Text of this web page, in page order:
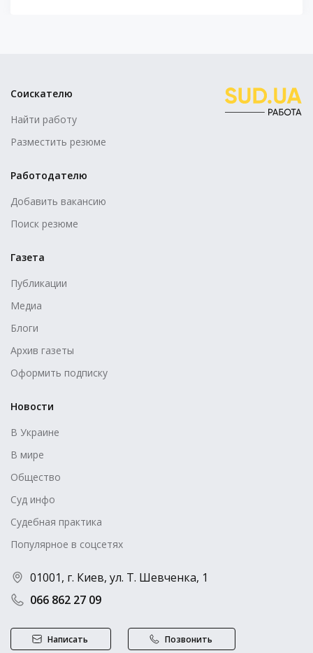
Соискателю
Найти работу
Разместить резюме
Работодателю
Добавить вакансию
Поиск резюме
Газета
Публикации
Медиа
Блоги
Архив газеты
Оформить подписку
Новости
В Украине
В мире
Общество
Суд инфо
Судебная практика
Популярное в соцсетях
066 862 27 09
01001, г. Киев, ул. Т. Шевченка, 1
Написать Позвонить